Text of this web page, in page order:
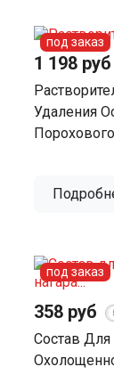
1 198 руб
Удаления
под заказ
358 руб
Состав
под заказ